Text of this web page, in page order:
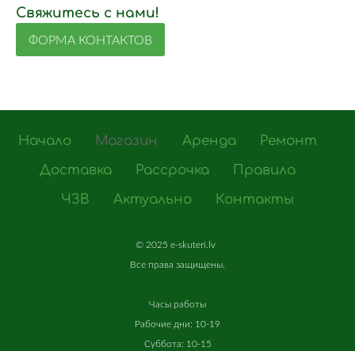
Свяжитесь с нами!
ФОРМА КОНТАКТОВ
Начало Магазин Аренда
Ремонт
Доставка
Рассрочка
Правила
ЧЗВ
Актуально Контакты
© 2025 e-skuteri.lv
Все права защищены
Часы работы
Рабочие дни: 10-19
Суббота: 10-15